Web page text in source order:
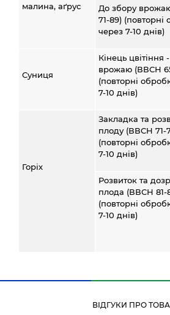
малина, аґрус
До збору
71-89) (повторні
через 7-10 днів)
Суниця
Кінець цвітіння
врожаю (ВВСН
(повторні
7-10 днів)
Горіх
Закладка та
плоду (ВВСН 71-
(повторні
7-10 днів)
Розвиток та
плода (ВВСН 81-
(повторні
7-10 днів)
ВІДГУКИ ПРО